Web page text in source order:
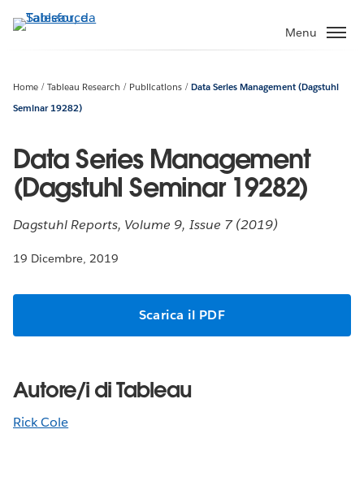
Passa
Menu
Home Tableau Research Publications
Data Series Management (Dagstuhl
Seminar 19282)
Data Series Management
(Dagstuhl Seminar 19282)
Dagstuhl Reports, Volume 9, Issue 7 (2019)
19 Dicembre, 2019
Scarica il PDF
Autore/i di Tableau
Rick Cole